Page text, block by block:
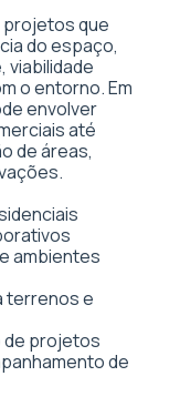
projetos que
do espaço,
viabilidade
o entorno. Em
envolver
até
de áreas,
ambientes
terrenos e
de projetos
de